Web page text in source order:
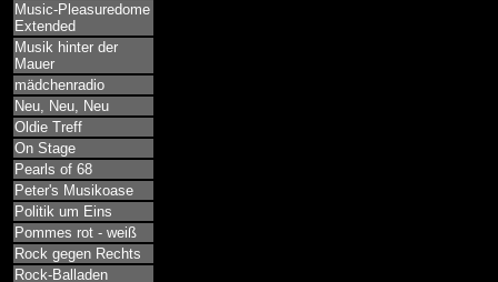
Music-Pleasuredome
Extended
Musik hinter der
Mauer
mädchenradio
Neu, Neu, Neu
Oldie Treff
On Stage
Pearls of 68
Peter's Musikoase
Politik um Eins
Pommes rot - weiß
Rock gegen Rechts
Rock-Balladen